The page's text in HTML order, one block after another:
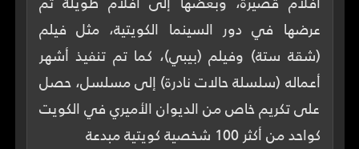
عرضها في دور السينما الكويتية، مثل فيلم
(شقة ستة) وفيلم (بيبي)، كما تم تنفيذ أشهر
أعماله (سلسلة حالات نادرة) إلى مسلسل، حصل
على تكريم خاص من الديوان الأميري في الكويت
كواحد من أكثر 100 شخصية كويتية مبدعة